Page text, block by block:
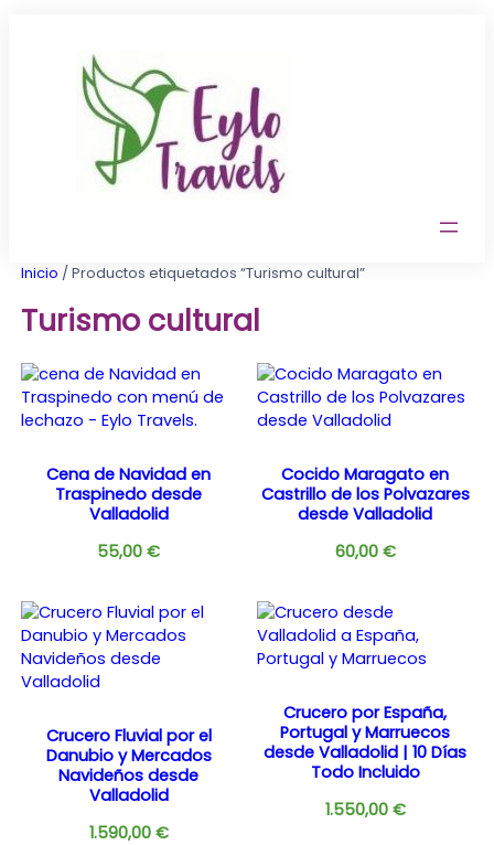
Inicio / Productos etiquetados “Turismo cultural”
Turismo cultural
Cena de Navidad en
Traspinedo desde
Valladolid
55,00€
Cocido Maragato en
Castrillo de los Polvazares
desde Valladolid
60,00 €
Crucero Fluvial por el
Danubio y Mercados
Navideños desde
Valladolid
1.590,00 €
Crucero por España,
Portugal y Marruecos
desde Valladolid | 10 Días
Todo Incluido
1.550,00 €